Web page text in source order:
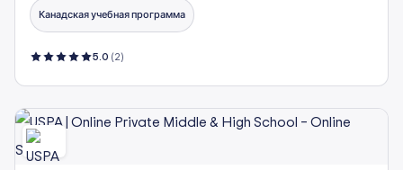
Канадская учебная программа
5.0 (2)